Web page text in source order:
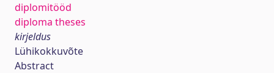
diplomitööd
diploma theses
kirjeldus
Lühikokkuvõte
Abstract